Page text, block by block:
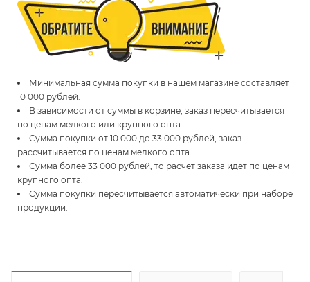
Минимальная сумма покупки в нашем магазине составляет
10 000 рублей.
В зависимости от суммы в корзине, заказ пересчитывается
по ценам мелкого или крупного опта.
Сумма покупки от 10 000 до 33 000 рублей, заказ
рассчитывается по ценам мелкого опта.
Сумма более 33 000 рублей, то расчет заказа идет по ценам
крупного опта.
Сумма покупки пересчитывается автоматически при наборе
продукции.